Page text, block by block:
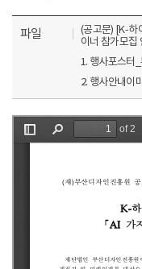
파일
(공고문) [K-하
이너 참가모집
1. 행사포스터
2. 행사안내이